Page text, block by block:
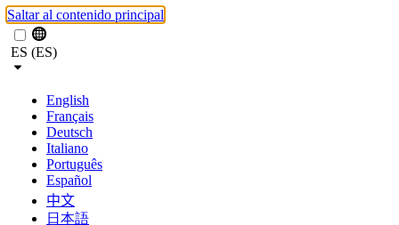
Saltar al contenido principal
ES (ES)
English
Français
Deutsch
Italiano
Português
Español
中文
日本語